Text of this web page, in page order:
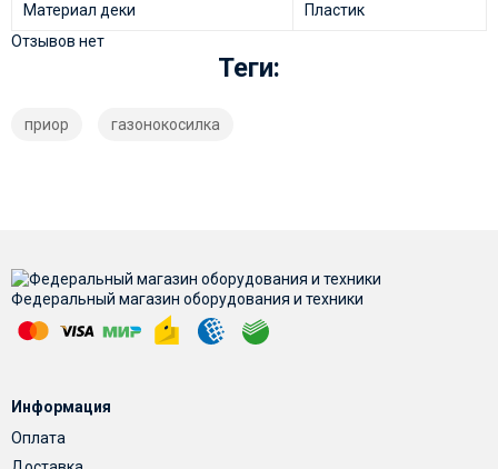
Материал деки
Пластик
Отзывов нет
Теги:
приор газонокосилка
Федеральный магазин оборудования и техники
Информация
Оплата